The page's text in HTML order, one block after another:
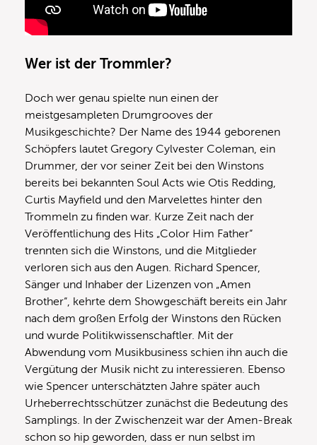
Wer ist der Trommler?
Doch wer genau spielte nun einen der
meistgesampleten Drumgrooves der
Musikgeschichte? Der Name des 1944 geborenen
Schöpfers lautet Gregory Cylvester Coleman, ein
Drummer, der vor seiner Zeit bei den Winstons
bereits bei bekannten Soul Acts wie Otis Redding,
Curtis Mayfield und den Marvelettes hinter den
Trommeln zu finden war. Kurze Zeit nach der
Veröffentlichung des Hits „Color Him Father“
trennten sich die Winstons, und die Mitglieder
verloren sich aus den Augen. Richard Spencer,
Sänger und Inhaber der Lizenzen von „Amen
Brother“, kehrte dem Showgeschäft bereits ein Jahr
nach dem großen Erfolg der Winstons den Rücken
und wurde Politikwissenschaftler. Mit der
Abwendung vom Musikbusiness schien ihn auch die
Vergütung der Musik nicht zu interessieren. Ebenso
wie Spencer unterschätzten Jahre später auch
Urheberrechtsschützer zunächst die Bedeutung des
Samplings. In der Zwischenzeit war der Amen-Break
schon so hip geworden, dass er nun selbst im